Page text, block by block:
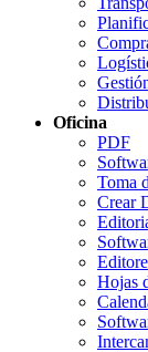
Oficina
PDF
Toma
Crear
Hojas